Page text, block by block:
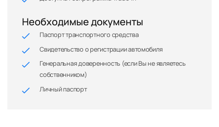
Необходимые документы
Паспорт транспортного средства
Свидетельство о регистрации автомобиля
Генеральная доверенность (если Вы не являетесь
собственником)
Личный паспорт